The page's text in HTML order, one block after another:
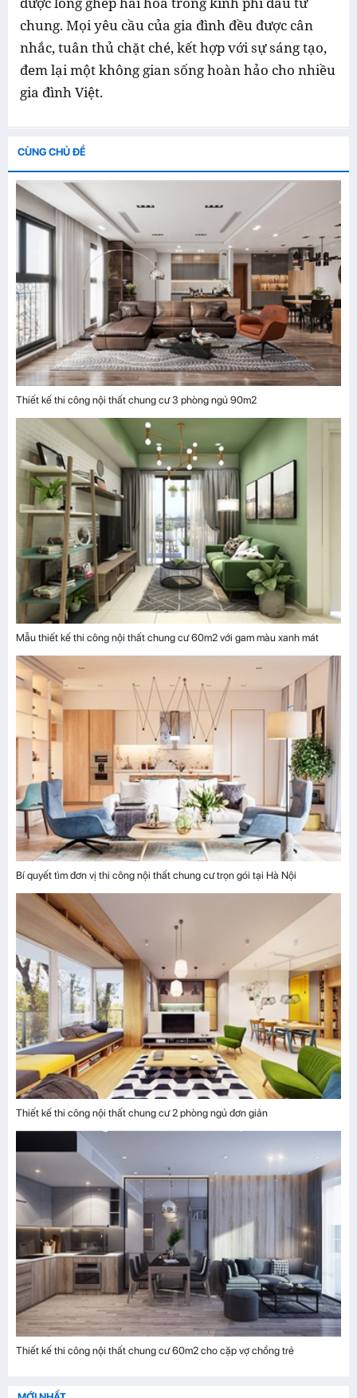
chung. Mọi yêu cầu của gia đình đều được cân
nhắc, tuân thủ chặt ché, kết hợp với sự sáng tạo,
đem lại một không gian sống hoàn hảo cho nhiều
gia đình Việt.
CÙNG CHỦ ĐỀ
Thiết kế thi công nội thất chung cư 3 phòng ngủ 90m2
Mẫu thiết kế thi công nội thất chung cư 60m2 với gam màu xanh mát
Bí quyết tìm đơn vị thi công nội thất chung cư trọn gói tại Hà Nội
Thiết kế thi công nội thất chung cư 2 phòng ngủ đơn giản
Thiết kế thi công nội thất chung cư 60m2 cho cặp vợ chồng trẻ